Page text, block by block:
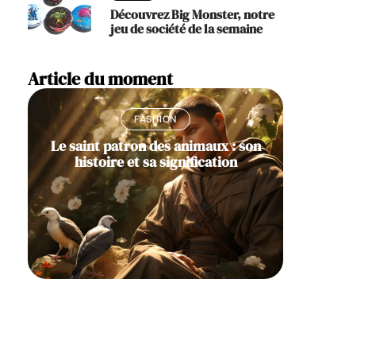
Découvrez Big Monster, notre
jeu de société de la semaine
Article du moment
FASHION
Le saint patron des animaux : son
histoire et sa signification